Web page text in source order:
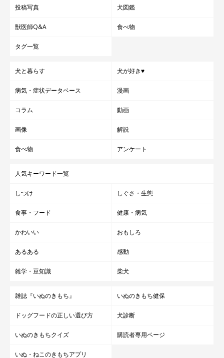
入るときが犬の緊張のピーク！ 中で遊んでいる犬側が配
入口付近に犬たちが集まっているなか進むのは、リードにつなが
わないよう、駆け寄った側の犬の飼い主さんが配慮するようにし
ましょう。
とても大切でふだんの行いが表れる場所でもあります。利用者み
んなが気持ちよく過ごせるよう正しいマナーやふるまいを身につ
お話を伺った先生／浅野里実先生（ドッグトレーナー）
文／宮下早希
※写真はスマホアプリ「いぬ・ねこのきもち」で投稿されたもの
※記事と写真に関連性がない場合もあります。
投稿写真 犬図鑑
獣医師Q&A 食べ物
タグ一覧
犬と暮らす 犬が好き♥
病気・症状データベース 漫画
コラム 動画
画像 解説
食べ物 アンケート
人気キーワード一覧
しつけ しぐさ・生態
食事・フード 健康・病気
かわいい おもしろ
あるある 感動
雑学・豆知識 柴犬
雑誌『いぬのきもち』 いぬのきもち健保
ドッグフードの正しい選び方 犬診断
いぬのきもちクイズ 購読者専用ページ
いぬ・ねこのきもちアプリ